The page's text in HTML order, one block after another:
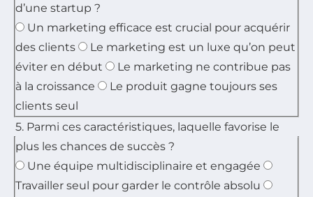
d’une startup ?
Un marketing efficace est crucial pour acquérir
des clients
Le marketing est un luxe qu’on peut
éviter en début
Le marketing ne contribue pas
à la croissance
Le produit gagne toujours ses
clients seul
5. Parmi ces caractéristiques, laquelle favorise le
plus les chances de succès ?
Une équipe multidisciplinaire et engagée
Travailler seul pour garder le contrôle absolu